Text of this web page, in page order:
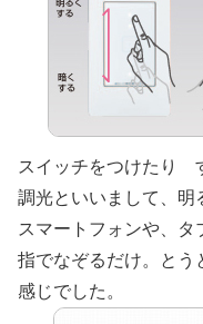
スイッチをつけたり
調光といいまして、明
スマートフォンや、タ
指でなぞるだけ。とう
感じでした。